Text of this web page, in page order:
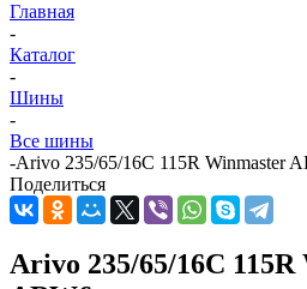
Главная
-
Каталог
-
Шины
-
Все шины
-Arivo 235/65/16C 115R Winmaster
Поделиться
Arivo 235/65/16C